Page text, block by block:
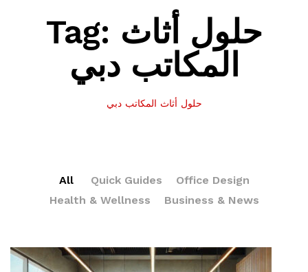
Tag: حلول أثاث
المكاتب دبي
حلول أثاث المكاتب دبي
All Quick Guides
Office Design
Health & Wellness
Business & News